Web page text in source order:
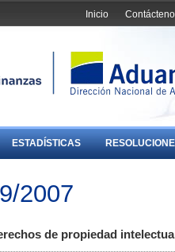
Inicio
ESTADÍSTICAS
2007
de propiedad